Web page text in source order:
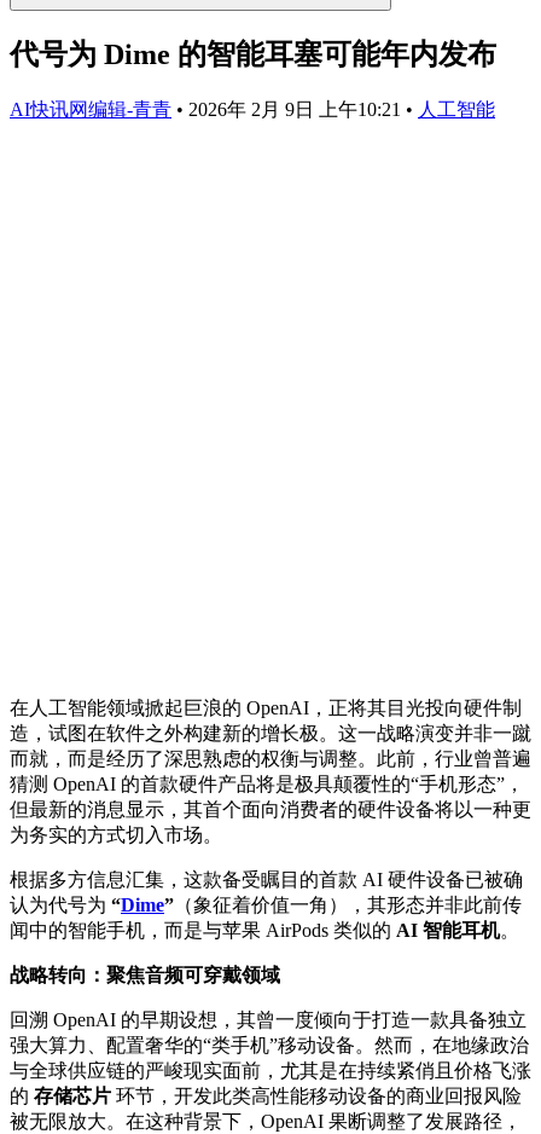
代号为 Dime 的智能耳塞可能年内发布
AI快讯网编辑-青青 • 2026年 2月 9日 上午10:21 • 人工智能
在人工智能领域掀起巨浪的 OpenAI，正将其目光投向硬件制
造，试图在软件之外构建新的增长极。这一战略演变并非一蹴
而就，而是经历了深思熟虑的权衡与调整。此前，行业曾普遍
猜测 OpenAI 的首款硬件产品将是极具颠覆性的“手机形态”，
但最新的消息显示，其首个面向消费者的硬件设备将以一种更
为务实的方式切入市场。
根据多方信息汇集，这款备受瞩目的首款 AI 硬件设备已被确
认为代号为 “Dime” （象征着价值一角），其形态并非此前传
闻中的智能手机，而是与苹果 AirPods 类似的 AI 智能耳机。
战略转向：聚焦音频可穿戴领域
回溯 OpenAI 的早期设想，其曾一度倾向于打造一款具备独立
强大算力、配置奢华的“类手机”移动设备。然而，在地缘政治
与全球供应链的严峻现实面前，尤其是在持续紧俏且价格飞涨
的 存储芯片 环节，开发此类高性能移动设备的商业回报风险
被无限放大。在这种背景下，OpenAI 果断调整了发展路径，